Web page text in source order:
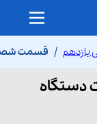
قسمت شصت
دستگاه